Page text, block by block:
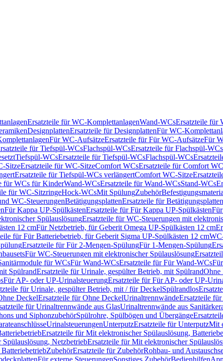
Ersatzteile für WC-KomplettanlagenWand-WCsErsatzteile für
DesignplattenErsatzteile für DesignplattenFür WC-
Für WC-AufsätzeErsatzteile für Für WC-AufsätzeFür
für Tiefspül-WCsFlachspül-WCsErsatzteile für Flachspül-WCs
Tiefspül-WCsErsatzteile für Tiefspül-WCsFlachspül-WCs
SitzeErsatzteile für WC-SitzeComfort WCsErsatzteile für Comfort
Ersatzteile für Tiefspül-WCs verlängertComfort WC-Sitze
für WCs für KinderWand-WCsErsatzteile für Wand-WCsStand-WCs
für WC-SitzringeHock-WCsMit SpülungZubehör
WC-SteuerungenBetätigungsplattenErsatzteile für Betätigungsplatten
Für Kappa UP-SpülkästenErsatzteile für Für Kappa UP-Spülkästen
SpülauslösungErsatzteile für WC-Steuerungen mit
12 cmFür Netzbetrieb, für Geberit Omega UP-Spülkästen 12 cm
für Für Batteriebetrieb, für Geberit Sigma UP-Spülkästen 12 cm
Ersatzteile für Für 2-Mengen-SpülungFür 1-Mengen-Spülung
Für WC-Steuerungen mit elektronischer Spülauslösung
für WCsFür Wand-WCsErsatzteile für Für Wand-WCs
SpülrandErsatzteile für Urinale, gespülter Betrieb, mit SpülrandOhne
Für AP- oder UP-UrinalsteuerungErsatzteile für Für AP- oder UP-
für Urinale, gespülter Betrieb, mit / für DeckelSpülrandlos
DeckelErsatzteile für Ohne DeckelUrinaltrennwändeErsatzteile
für Urinaltrennwände aus GlasUrinaltrennwände aus
und SiphonzubehörSpülrohre, Spülbögen und Übergänge
UrinalsteuerungenUnterputzErsatzteile für UnterputzMit
Ersatzteile für Mit elektronischer Spülauslösung,
NetzbetriebErsatzteile für Mit elektronischer
ZubehörErsatzteile für ZubehörRohbau- und
Für externe SteuerungenSonstiges ZubehörBedienhilfen